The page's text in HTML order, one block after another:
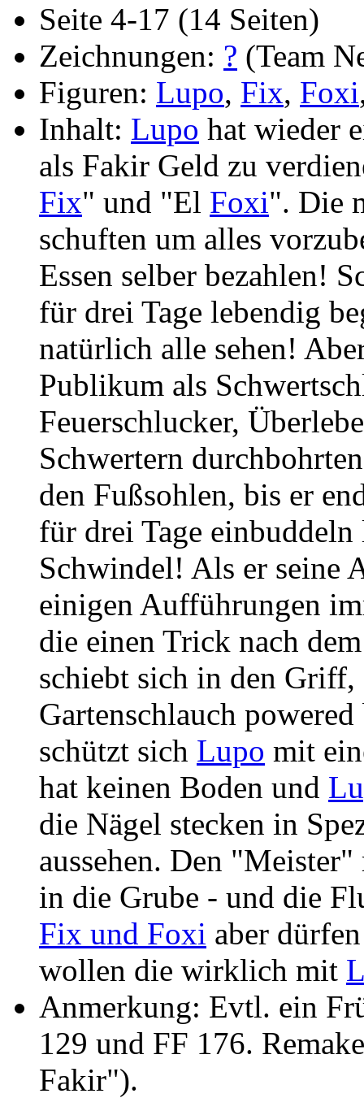
Seite 4-17 (14 Seiten)
Zeichnungen: ? (Team
Figuren: Lupo, Fix, Foxi
Inhalt: Lupo hat wieder
als Fakir Geld zu
Fix" und "El Foxi". Die
schuften um alles
Essen selber bezahlen!
für drei Tage lebendig
natürlich alle sehen!
Publikum als
Feuerschlucker,
Schwertern
den Fußsohlen, bis er
für drei Tage
Schwindel! Als er seine
einigen Aufführungen
die einen Trick nach
schiebt sich in den
Gartenschlauch
schützt sich Lupo mit
hat keinen Boden und
die Nägel stecken in
aussehen. Den
in die Grube - und die
Fix und Foxi aber
wollen die wirklich mit
Anmerkung: Evtl. ein
129 und FF 176.
Fakir").